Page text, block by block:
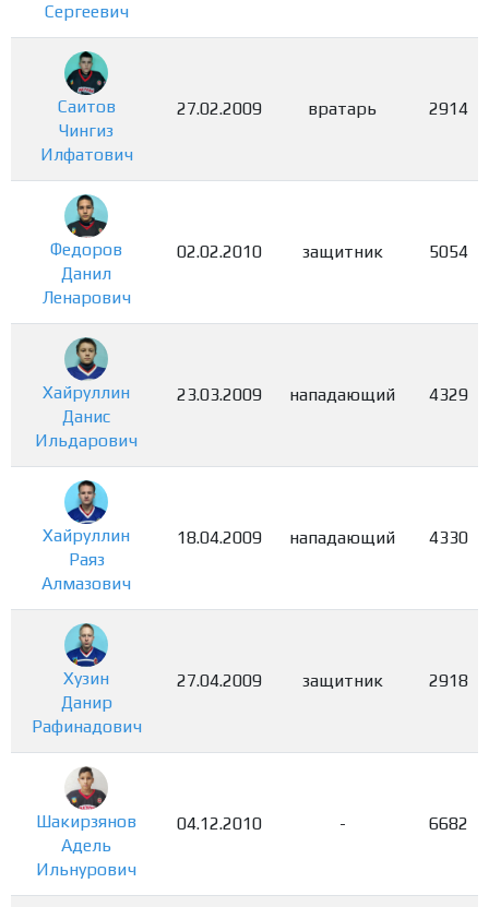
Сергеевич
Саитов
Чингиз
Илфатович
27.02.2009 вратарь 2914
Федоров
Данил
Ленарович
02.02.2010 защитник 5054
Хайруллин
Данис
Ильдарович
23.03.2009 нападающий 4329
Хайруллин
Раяз
Алмазович
18.04.2009 нападающий 4330
Хузин
Данир
Рафинадович
27.04.2009 защитник 2918
Шакирзянов
Адель
Ильнурович
04.12.2010 - 6682